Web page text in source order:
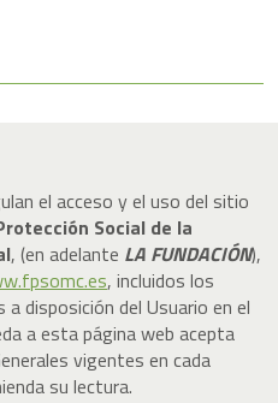
el acceso y el uso del sitio
Social de la
, (en adelante LA FUNDACIÓN),
, incluidos los
disposición del Usuario en el
a esta página web acepta
vigentes en cada
su lectura.